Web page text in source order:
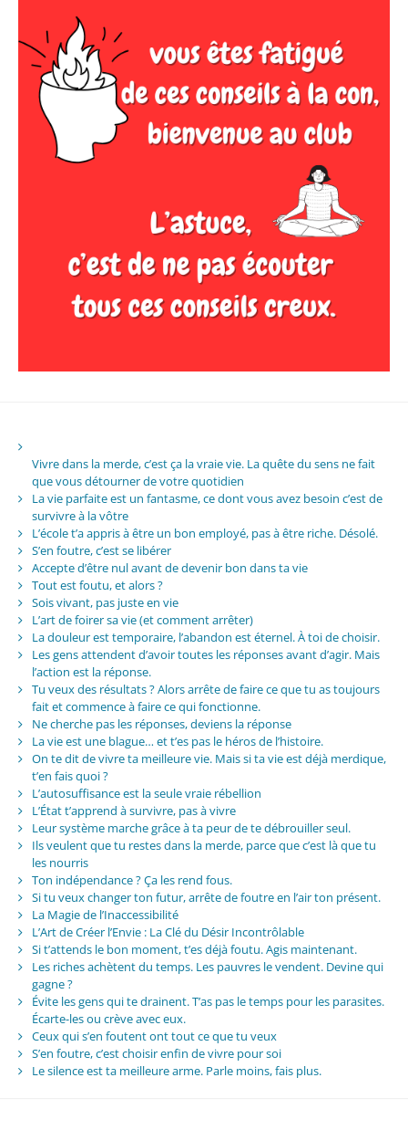
Vivre dans la merde, c’est ça la vraie vie. La quête du sens ne fait
que vous détourner de votre quotidien
La vie parfaite est un fantasme, ce dont vous avez besoin c’est de
survivre à la vôtre
L’école t’a appris à être un bon employé, pas à être riche. Désolé.
S’en foutre, c’est se libérer
Accepte d’être nul avant de devenir bon dans ta vie
Tout est foutu, et alors ?
Sois vivant, pas juste en vie
L’art de foirer sa vie (et comment arrêter)
La douleur est temporaire, l’abandon est éternel. À toi de choisir.
Les gens attendent d’avoir toutes les réponses avant d’agir. Mais
l’action est la réponse.
Tu veux des résultats ? Alors arrête de faire ce que tu as toujours
fait et commence à faire ce qui fonctionne.
Ne cherche pas les réponses, deviens la réponse
La vie est une blague… et t’es pas le héros de l’histoire.
On te dit de vivre ta meilleure vie. Mais si ta vie est déjà merdique,
t’en fais quoi ?
L’autosuffisance est la seule vraie rébellion
L’État t’apprend à survivre, pas à vivre
Leur système marche grâce à ta peur de te débrouiller seul.
Ils veulent que tu restes dans la merde, parce que c’est là que tu
les nourris
Ton indépendance ? Ça les rend fous.
Si tu veux changer ton futur, arrête de foutre en l’air ton présent.
La Magie de l’Inaccessibilité
L’Art de Créer l’Envie : La Clé du Désir Incontrôlable
Si t’attends le bon moment, t’es déjà foutu. Agis maintenant.
Les riches achètent du temps. Les pauvres le vendent. Devine qui
gagne ?
Évite les gens qui te drainent. T’as pas le temps pour les parasites.
Écarte-les ou crève avec eux.
Ceux qui s’en foutent ont tout ce que tu veux
S’en foutre, c’est choisir enfin de vivre pour soi
Le silence est ta meilleure arme. Parle moins, fais plus.